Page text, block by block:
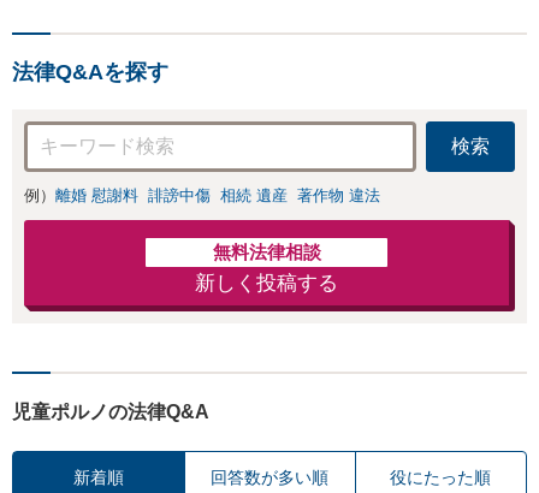
法律Q&Aを探す
検索
例） 離婚 慰謝料 誹謗中傷 相続 遺産 著作物 違法
無料法律相談
新しく投稿する
児童ポルノの法律Q&A
新着順 回答数が多い順 役にたった順